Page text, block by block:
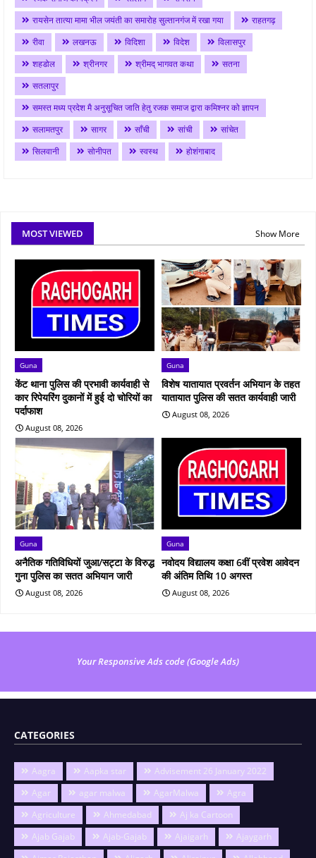
रायसेन तात्या मामा भील जयंती का समारोह सुल्तानगंज में रखा गया
राहतगढ़
रीवा
लखनऊ विदिशा विदेश
विलासपुर
शहडोल
श्रीनगर श्रीमद् भागवत कथा
सतना
सतलापुर
समस्त मध्य प्रदेश मै अनुसूचित जाति हेतु रजक समाज द्वारा कमिश्नर को ज्ञापन
सलामतपुर
सागर साँची सांची
सांचेत
सिलवानी
सोनीपत स्वस्थ होशंगाबाद
MOST VIEWED Show More
Guna
केंट थाना पुलिस की प्रभावी कार्यवाही से
कार रिपेयरिंग दुकानों में हुई दो चोरियों का
पर्दाफाश
August 08, 2026
Guna
विशेष यातायात प्रवर्तन अभियान के तहत
यातायात पुलिस की सतत कार्यवाही जारी
August 08, 2026
Guna
अनैतिक गतिविधियों जुआ/सट्टा के विरुद्ध
गुना पुलिस का सतत अभियान जारी
August 08, 2026
Guna
नवोदय विद्यालय कक्षा 6वीं प्रवेश आवेदन
की अंतिम तिथि 10 अगस्त
August 08, 2026
Your Responsive Ads code (Google Ads)
CATEGORIES
Aagra Aapka star
Advisement 26 January 2022
Agar
agar malwa AgarMalwa
Agra
Agriculture
Ahmedabad
Aj ka Cartoon
Ajab Gajab
Ajab-Gajab Ajaigarh
Ajaygarh